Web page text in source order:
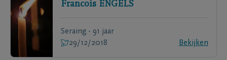
Francois ENGELS
Seraing - 91 jaar
29/12/2018
Bekijken